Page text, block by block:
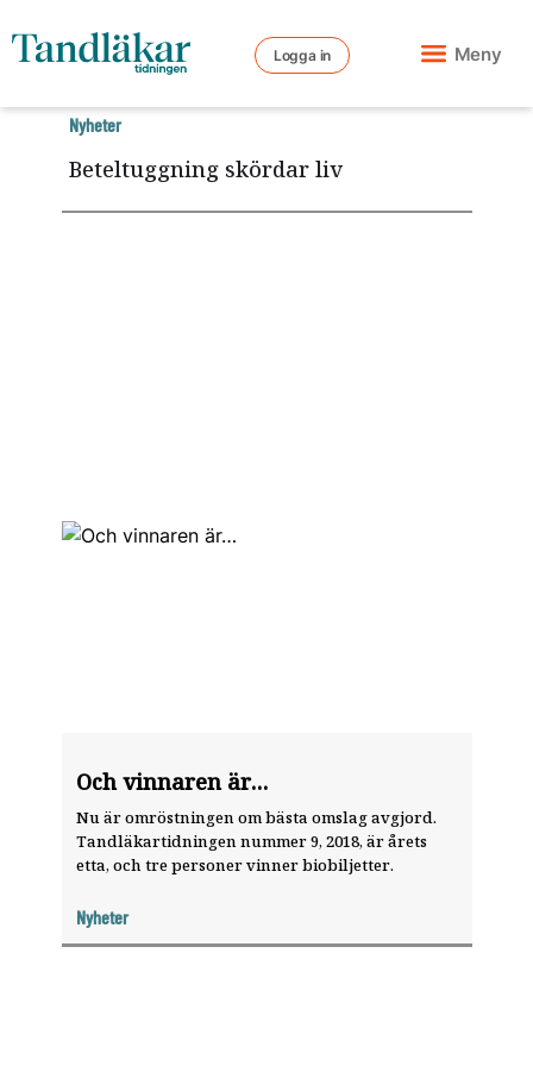
Logga in Meny
Och vinnaren är…
Nu är omröstningen om bästa omslag avgjord.
Tandläkartidningen nummer 9, 2018, är årets
etta, och tre personer vinner biobiljetter.
Nyheter
Beteltuggning skördar liv
Nyheter